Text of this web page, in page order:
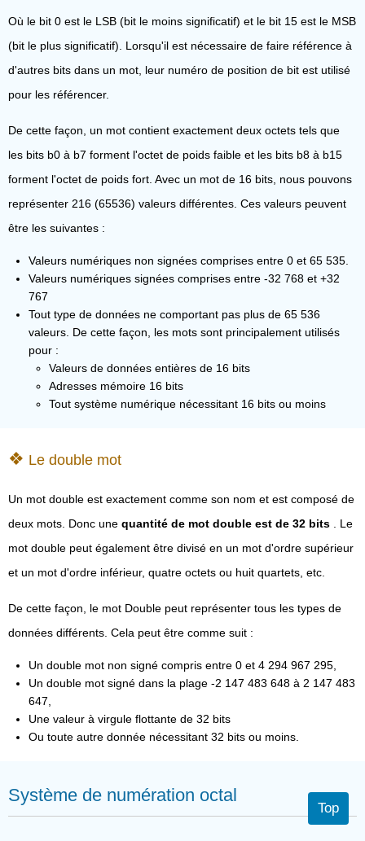
Où le bit 0 est le LSB (bit le moins significatif) et le bit 15 est le MSB
(bit le plus significatif). Lorsqu'il est nécessaire de faire référence à
d'autres bits dans un mot, leur numéro de position de bit est utilisé
pour les référencer.
De cette façon, un mot contient exactement deux octets tels que
les bits b0 à b7 forment l'octet de poids faible et les bits b8 à b15
forment l'octet de poids fort. Avec un mot de 16 bits, nous pouvons
représenter 216 (65536) valeurs différentes. Ces valeurs peuvent
être les suivantes :
Valeurs numériques non signées comprises entre 0 et 65 535.
Valeurs numériques signées comprises entre -32 768 et +32
767
Tout type de données ne comportant pas plus de 65 536
valeurs. De cette façon, les mots sont principalement utilisés
pour :
Valeurs de données entières de 16 bits
Adresses mémoire 16 bits
Tout système numérique nécessitant 16 bits ou moins
Le double mot
Un mot double est exactement comme son nom et est composé de
deux mots. Donc une quantité de mot double est de 32 bits . Le
mot double peut également être divisé en un mot d'ordre supérieur
et un mot d'ordre inférieur, quatre octets ou huit quartets, etc.
De cette façon, le mot Double peut représenter tous les types de
données différents. Cela peut être comme suit :
Un double mot non signé compris entre 0 et 4 294 967 295,
Un double mot signé dans la plage -2 147 483 648 à 2 147 483
647,
Une valeur à virgule flottante de 32 bits
Ou toute autre donnée nécessitant 32 bits ou moins.
Système de numération octal
Top